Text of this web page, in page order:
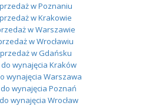
w Poznaniu
w Krakowie
w Warszawie
w Wrocławiu
w Gdańsku
wynajęcia Kraków
wynajęcia Warszawa
wynajęcia Poznań
wynajęcia Wrocław